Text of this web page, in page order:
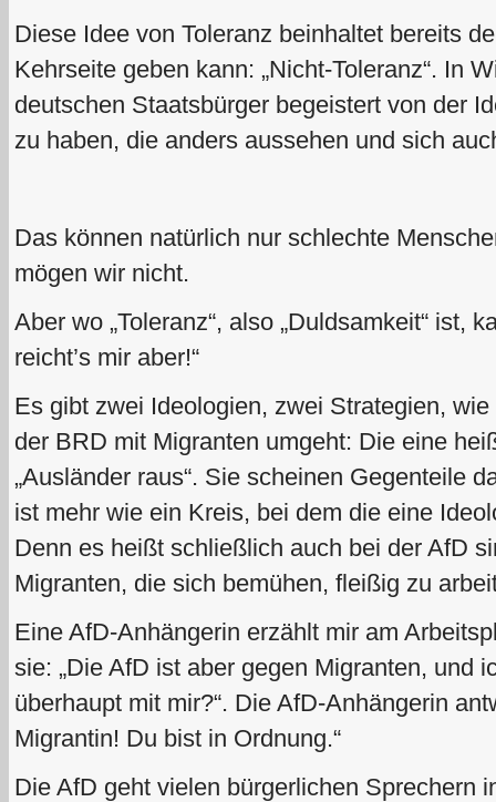
Diese Idee von Toleranz beinhaltet bereits
Kehrseite geben kann: „Nicht-Toleranz“. In
deutschen Staatsbürger begeistert von der
zu haben, die anders aussehen und sich
Das können natürlich nur schlechte
mögen wir nicht.
Aber wo „Toleranz“, also „Duldsamkeit“ ist,
reicht’s mir aber!“
Es gibt zwei Ideologien, zwei Strategien,
der BRD mit Migranten umgeht: Die eine
„Ausländer raus“. Sie scheinen Gegenteile
ist mehr wie ein Kreis, bei dem die eine
Denn es heißt schließlich auch bei der AfD
Migranten, die sich bemühen, fleißig zu
Eine AfD-Anhängerin erzählt mir am
sie: „Die AfD ist aber gegen Migranten, und
überhaupt mit mir?“. Die AfD-Anhängerin
Migrantin! Du bist in Ordnung.“
Die AfD geht vielen bürgerlichen Sprechern